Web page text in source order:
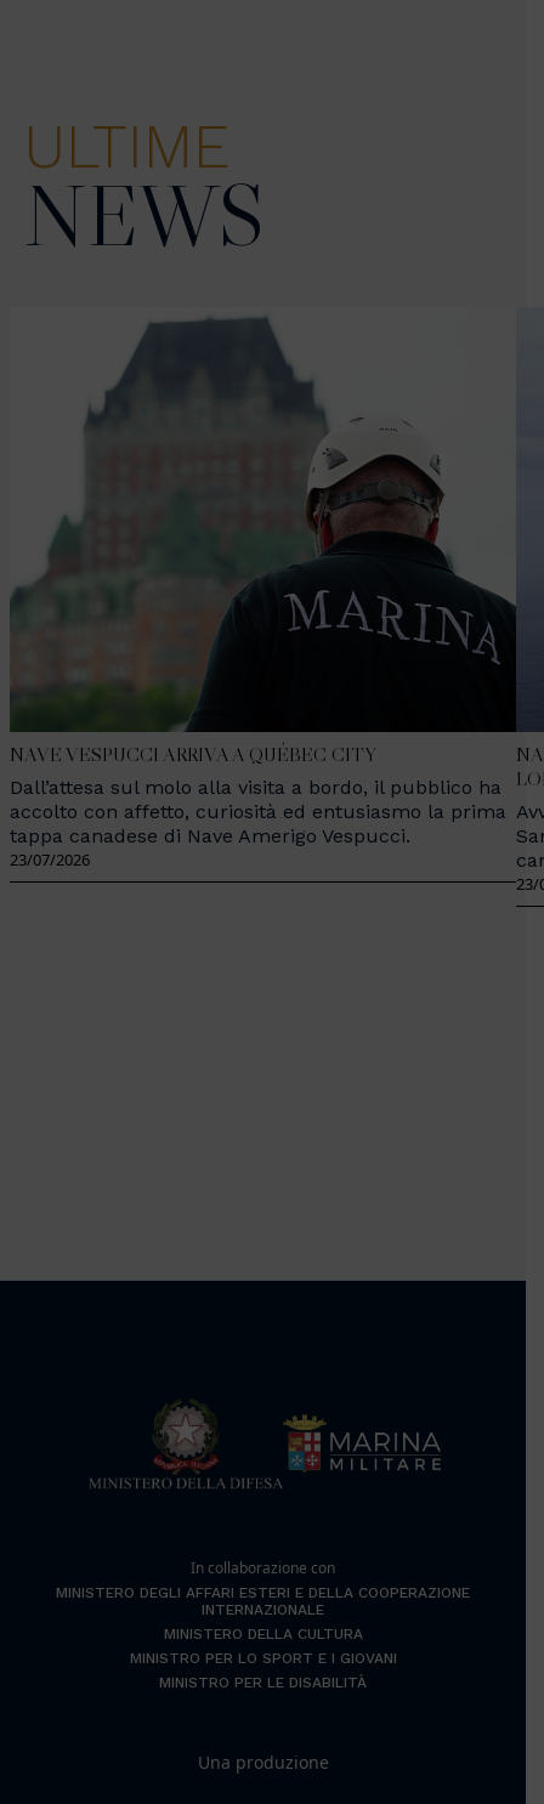
ULTIME
NEWS
NAVE VESPUCCI ARRIVA A QUÉBEC CITY
Dall’attesa sul molo alla visita a bordo, il pubblico ha
accolto con affetto, curiosità ed entusiasmo la prima
tappa canadese di Nave Amerigo Vespucci.
23/07/2026
23/
In collaborazione con
MINISTERO DEGLI AFFARI ESTERI E DELLA COOPERAZIONE
INTERNAZIONALE
MINISTERO DELLA CULTURA
MINISTRO PER LO SPORT E I GIOVANI
MINISTRO PER LE DISABILITÀ
Una produzione